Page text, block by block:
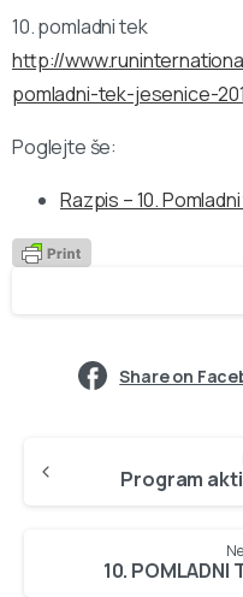
10. pomladni tek
http://
pomladni-tek-jesenice-
Poglejte še:
Razpis – 10.
Share on
Reading
10. POMLADNI